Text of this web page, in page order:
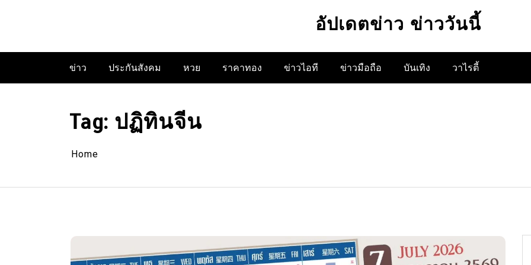
อัปเดตข่าว ข่าววันนี้
ข่าว ประกันสังคม หวย ราคาทอง ข่าวไอที ข่าวมือถือ บันเทิง วาไรตี้
Tag: ปฏิทินจีน
Home